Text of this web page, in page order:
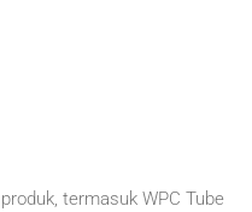
termasuk WPC Tube